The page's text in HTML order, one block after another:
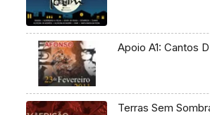
Apoio A1: Cantos
Terras Sem